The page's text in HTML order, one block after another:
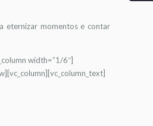
eternizar momentos e contar
width=”1/6″]